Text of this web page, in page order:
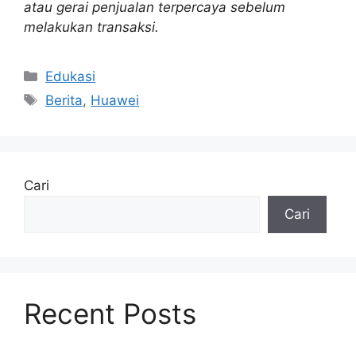
atau gerai penjualan terpercaya sebelum
melakukan transaksi.
Kategori
Edukasi
Tag
Berita, Huawei
Cari
Cari
Recent Posts